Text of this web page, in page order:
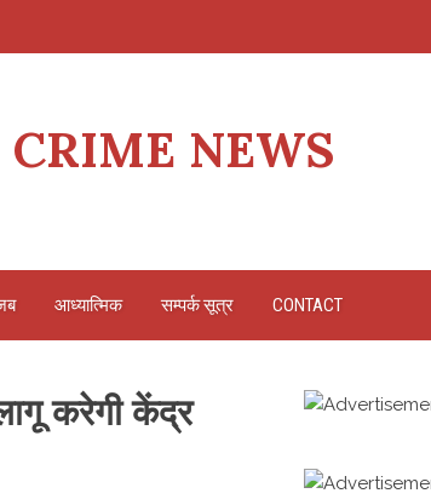
NEWS
आध्यात्मिक सम्पर्क सूत्र CONTACT
करेगी केंद्र